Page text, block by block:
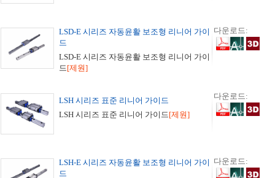
LSD-E 시리즈 자동윤활 보조형 리니어 가이
드
LSD-E 시리즈 자동윤활 보조형 리니어 가이
드 [제원]
다운로드:
LSH 시리즈 표준 리니어 가이드
LSH 시리즈 표준 리니어 가이드 [제원]
다운로드:
LSH-E 시리즈 자동윤활 보조형 리니어 가이
드
다운로드: